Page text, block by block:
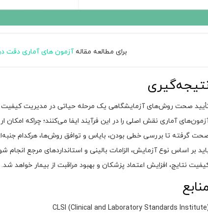
برای مطالعه مقالهآزمون های آماری دقت
صحت روش‌های آزمایشگاهی یک مرحله حیاتی در مدیریت کیفیت و
آماری نقش اصلی را در این فرآیند ایفا می‌کنند؛ چراکه
گرفته تا بررسی خطی بودن، بایاس و توافق روش‌ها، هرکدام
بر اساس نوع آزمایش، الزامات بالینی و استانداردهای مرجع
نتایج، افزایش اعتماد پزشکان و بهبود مراقبت از بیمار خواهد شد.
CLSI (Clinical and Laboratory Standards